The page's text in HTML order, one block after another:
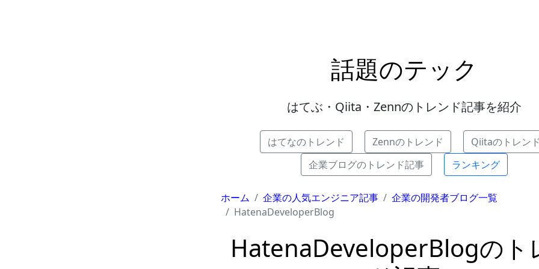
話題のテック
はてぶ・Qiita・Zennのトレンド記事を紹介
はてなのトレンド Zennのトレンド
Qiitaのトレンド
企業ブログのトレンド記事
ランキング
ホーム 企業の人気エンジニア記事
企業の開発者ブログ一覧
HatenaDeveloperBlog
HatenaDeveloperBlogのト